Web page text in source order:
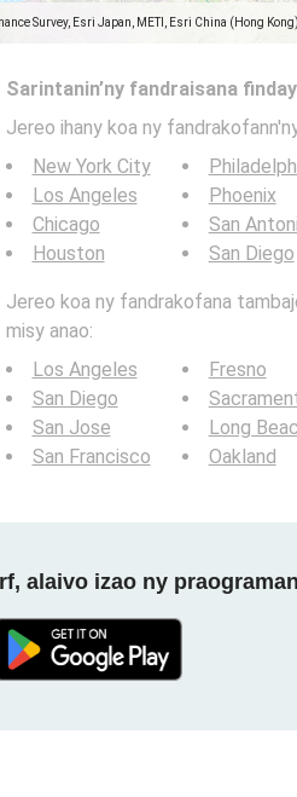
Survey, Esri Japan, METI, Esri China (Hong
Sarintanin’ny fandraisana
Jereo ihany koa ny
New York City
Los Angeles
Chicago
Houston
Phoenix
San
San Diego
Jereo koa ny fandrakofana
misy anao:
Los Angeles
San Diego
San Jose
San Francisco
Fresno
Long
Oakland
alaivo izao ny